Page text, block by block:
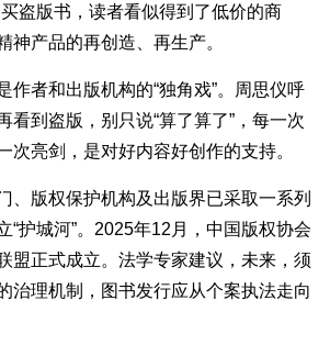
盗版书，读者看似得到了低价的商
神产品的再创造、再生产。
者和出版机构的“独角戏”。周思仪呼
看到盗版，别只说“算了算了”，每一次
次亮剑，是对好内容好创作的支持。
版权保护机构及出版界已采取一系列
“护城河”。2025年12月，中国版权协会
盟正式成立。法学专家建议，未来，须
治理机制，图书发行应从个案执法走向